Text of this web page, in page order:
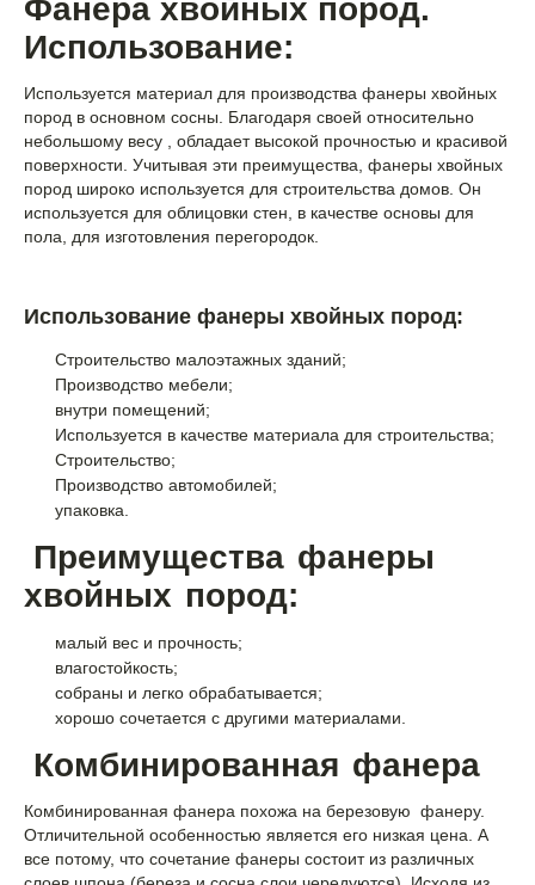
Фанера хвойных пород.
Использование:
Используется материал для производства фанеры хвойных
пород в основном сосны. Благодаря своей относительно
небольшому весу , обладает высокой прочностью и красивой
поверхности. Учитывая эти преимущества, фанеры хвойных
пород широко используется для строительства домов. Он
используется для облицовки стен, в качестве основы для
пола, для изготовления перегородок.
Использование фанеры хвойных пород:
Строительство малоэтажных зданий;
Производство мебели;
внутри помещений;
Используется в качестве материала для строительства;
Строительство;
Производство автомобилей;
упаковка.
Преимущества фанеры
хвойных пород:
малый вес и прочность;
влагостойкость;
собраны и легко обрабатывается;
хорошо сочетается с другими материалами.
Комбинированная фанера
Комбинированная фанера похожа на березовую фанеру.
Отличительной особенностью является его низкая цена. А
все потому, что сочетание фанеры состоит из различных